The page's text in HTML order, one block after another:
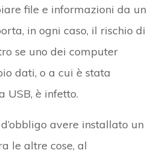
file e informazioni da un
in ogni caso, il rischio di
se uno dei computer
dati, o a cui è stata
USB, è infetto.
avere installato un
le altre cose, al